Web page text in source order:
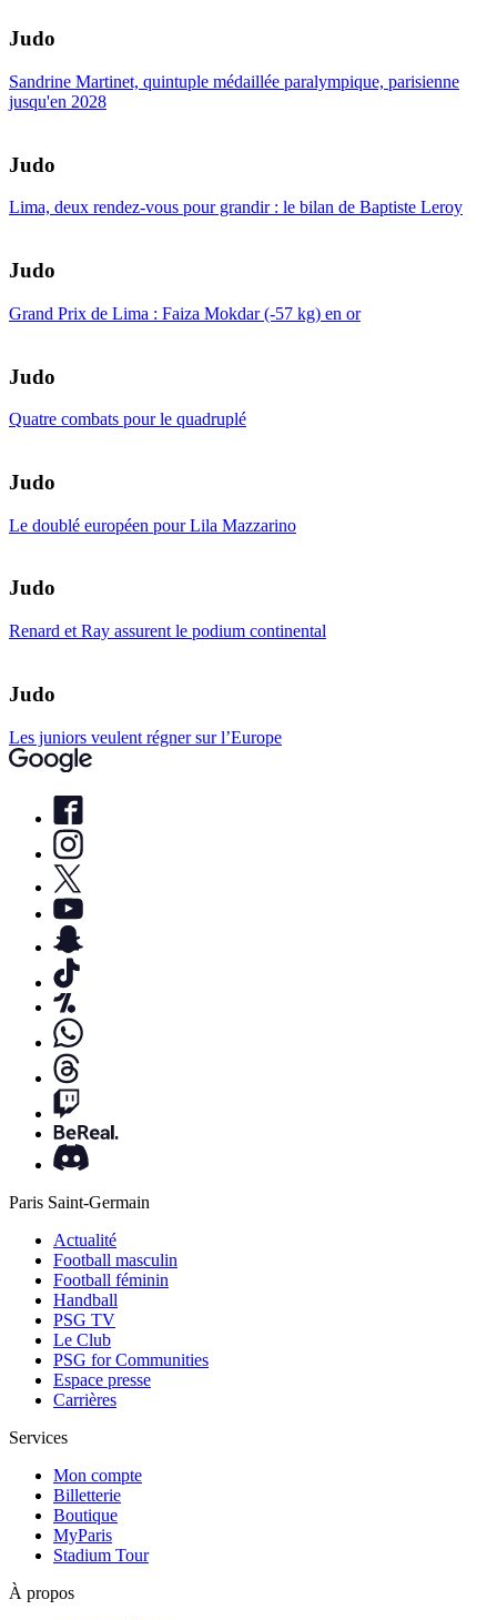
Judo
Sandrine Martinet, quintuple médaillée paralympique, parisienne
jusqu'en 2028
Judo
Lima, deux rendez-vous pour grandir : le bilan de Baptiste Leroy
Judo
Grand Prix de Lima : Faiza Mokdar (-57 kg) en or
Judo
Quatre combats pour le quadruplé
Judo
Le doublé européen pour Lila Mazzarino
Judo
Renard et Ray assurent le podium continental
Judo
Les juniors veulent régner sur l’Europe
Paris Saint-Germain
Actualité
Football masculin
Football féminin
Handball
PSG TV
Le Club
PSG for Communities
Espace presse
Carrières
Services
Mon compte
Billetterie
Boutique
MyParis
Stadium Tour
À propos